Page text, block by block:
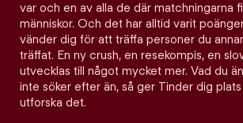
var och en av alla de där matchningarna
människor. Och det har alltid varit
vänder dig för att träffa personer du
träffat. En ny crush, en resekompis, en
utvecklas till något mycket mer. Vad du
inte söker efter än, så ger Tinder dig
utforska det.